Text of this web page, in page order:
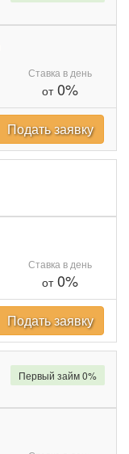
Ставка в день
от0%
Подать заявку
Ставка в день
от0%
Подать заявку
Первый займ 0%